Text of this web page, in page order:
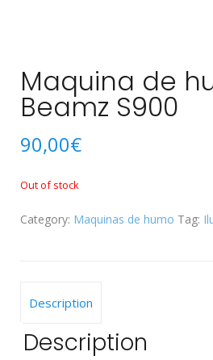
Maquina de
Beamz S900
90,00€
Out of stock
Category: Maquinas de humo Tag:
Description
Description